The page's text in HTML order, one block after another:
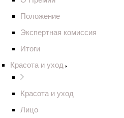
Положение
Экспертная комиссия
Итоги
Красота и уход
Красота и уход
Лицо